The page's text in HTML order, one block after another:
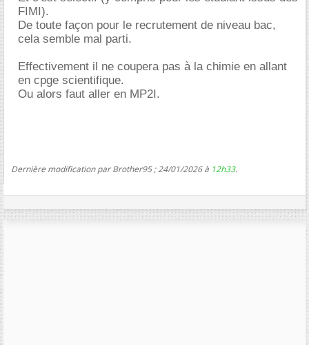
FIMI).
De toute façon pour le recrutement de niveau bac,
cela semble mal parti.
Effectivement il ne coupera pas à la chimie en allant
en cpge scientifique.
Ou alors faut aller en MP2I.
Dernière modification par Brother95 ; 24/01/2026 à 12h33.